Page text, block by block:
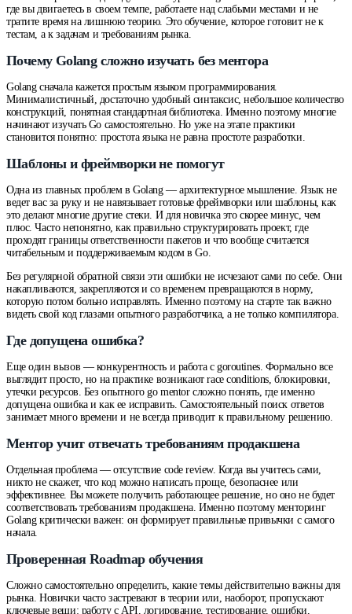
где вы двигаетесь в своем темпе, работаете над слабыми местами и не
тратите время на лишнюю теорию. Это обучение, которое готовит не к
тестам, а к задачам и требованиям рынка.
Почему Golang сложно изучать без ментора
Golang сначала кажется простым языком программирования.
Минималистичный, достаточно удобный синтаксис, небольшое количество
конструкций, понятная стандартная библиотека. Именно поэтому многие
начинают изучать Go самостоятельно. Но уже на этапе практики
становится понятно: простота языка не равна простоте разработки.
Шаблоны и фреймворки не помогут
Одна из главных проблем в Golang — архитектурное мышление. Язык не
ведет вас за руку и не навязывает готовые фреймворки или шаблоны, как
это делают многие другие стеки. И для новичка это скорее минус, чем
плюс. Часто непонятно, как правильно структурировать проект, где
проходят границы ответственности пакетов и что вообще считается
читабельным и поддерживаемым кодом в Go.
Без регулярной обратной связи эти ошибки не исчезают сами по себе. Они
накапливаются, закрепляются и со временем превращаются в норму,
которую потом больно исправлять. Именно поэтому на старте так важно
видеть свой код глазами опытного разработчика, а не только компилятора.
Где допущена ошибка?
Еще один вызов — конкурентность и работа с goroutines. Формально все
выглядит просто, но на практике возникают race conditions, блокировки,
утечки ресурсов. Без опытного go mentor сложно понять, где именно
допущена ошибка и как ее исправить. Самостоятельный поиск ответов
занимает много времени и не всегда приводит к правильному решению.
Ментор учит отвечать требованиям продакшена
Отдельная проблема — отсутствие code review. Когда вы учитесь сами,
никто не скажет, что код можно написать проще, безопаснее или
эффективнее. Вы можете получить работающее решение, но оно не будет
соответствовать требованиям продакшена. Именно поэтому менторинг
Golang критически важен: он формирует правильные привычки с самого
начала.
Проверенная Roadmap обучения
Сложно самостоятельно определить, какие темы действительно важны для
рынка. Новички часто застревают в теории или, наоборот, пропускают
ключевые вещи: работу с API, логирование, тестирование, ошибки,